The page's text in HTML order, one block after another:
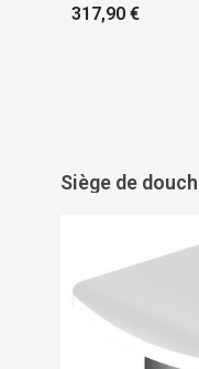
317,90 €